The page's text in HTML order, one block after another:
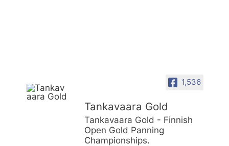
1,536
Tankavaara Gold
Tankavaara Gold - Finnish
Open Gold Panning
Championships.